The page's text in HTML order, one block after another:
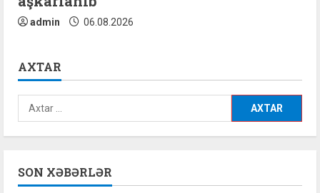
admin 06.08.2026
AXTAR
Axtarış:
SON XƏBƏRLƏR